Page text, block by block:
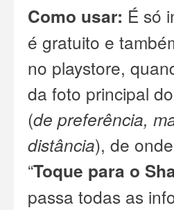
Como usar: É só
é gratuito e
no playstore,
da foto principal
(de preferência,
distância), de
“Toque para o
passa todas as